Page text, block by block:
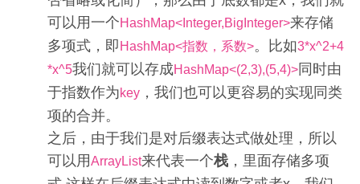
可以用一个HashMap<Integer,BigInteger>来存储
多项式，即 HashMap<指数，系数>。比如3*x^2+4
*x^5我们就可以存成HashMap<(2,3),(5,4)>同时由
于指数作为key ，我们也可以更容易的实现同类
项的合并。
之后，由于我们是对后缀表达式做处理，所以
可以用ArrayList来代表一个栈 ，里面存储多项